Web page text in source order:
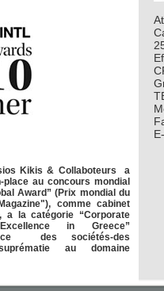
Kikis & Collaboteurs a
au concours mondial
Award” (Prix mondial du
comme cabinet
a la catégorie “Corporate
in Greece”
des sociétés-des
au domaine